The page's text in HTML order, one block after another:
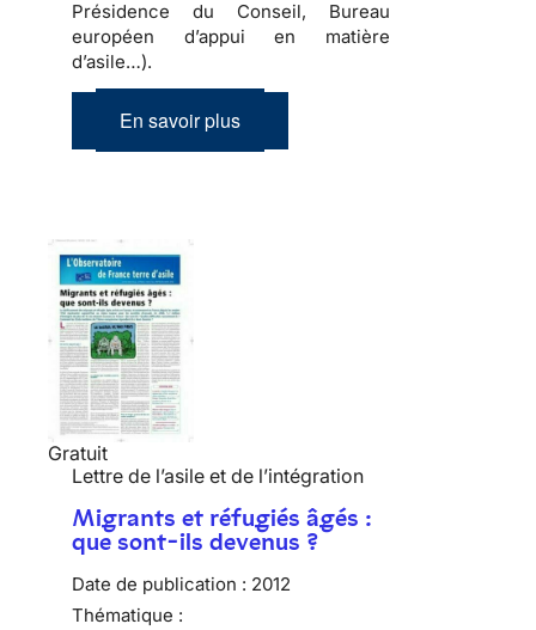
Présidence du Conseil, Bureau
européen d’appui en matière
d’asile…).
En savoir plus
Gratuit
Lettre de l’asile et de l’intégration
Migrants et réfugiés âgés :
que sont-ils devenus ?
Date de publication : 2012
Thématique :